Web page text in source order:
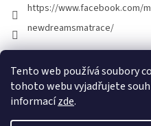
Tento web používá soubory
tohoto webu vyjadřujete
informacízde.
https://www.facebook.com/
newdreamsmatrace/